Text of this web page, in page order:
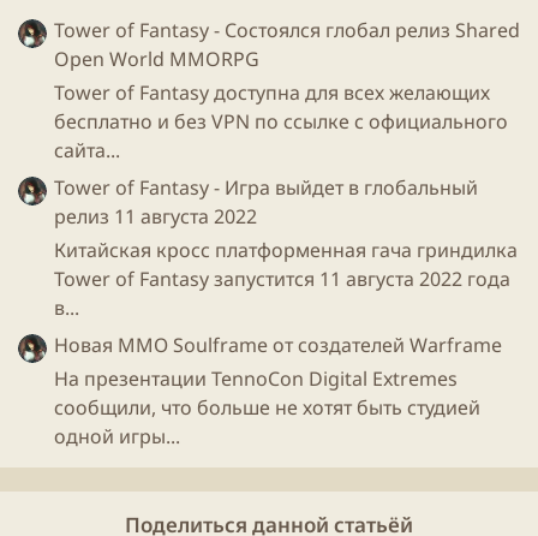
Tower of Fantasy - Состоялся глобал релиз Shared
Open World MMORPG
Tower of Fantasy доступна для всех желающих
бесплатно и без VPN по ссылке с официального
сайта...
Tower of Fantasy - Игра выйдет в глобальный
релиз 11 августа 2022
Китайская кросс платформенная гача гриндилка
Tower of Fantasy запустится 11 августа 2022 года
в...
Новая ММО Soulframe от создателей Warframe
На презентации TennoCon Digital Extremes
сообщили, что больше не хотят быть студией
одной игры...
Поделиться данной статьёй